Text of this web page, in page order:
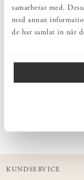
samarbetar med.
med annan
de har samlat in när
hållbara naturmaterial.
helhetsupplevelse.
Litet träprov i ek för
möbler. Tänk på att ett
KUNDSERVICE